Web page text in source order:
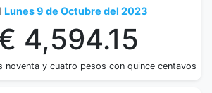
Lunes 9 de Octubre del 2023
4,594.15
noventa y cuatro pesos con quince centavos